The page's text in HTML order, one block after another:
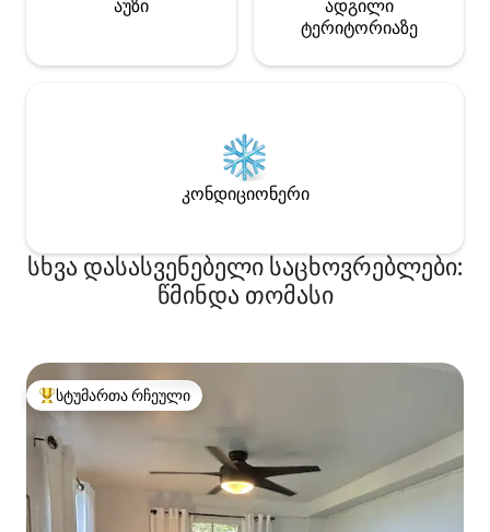
აუზი
ადგილი
ტერიტორიაზე
კონდიციონერი
სხვა დასასვენებელი საცხოვრებლები:
წმინდა თომასი
სტუმართა რჩეული მოწინავე ვარიანტი
სტუმართა რჩეული